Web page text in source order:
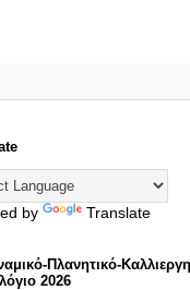
by Translate
Πλανητικό-
2026